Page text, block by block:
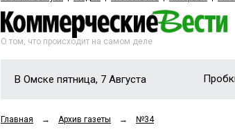
О том, что происходит на самом деле
В Омске пятница, 7 Августа
Главная → Архив газеты → №34